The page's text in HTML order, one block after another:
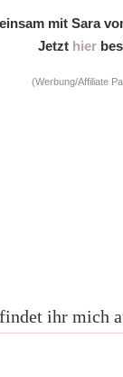
mit Sara
Jetzt hier
(Werbung/Affiliate
ihr mich